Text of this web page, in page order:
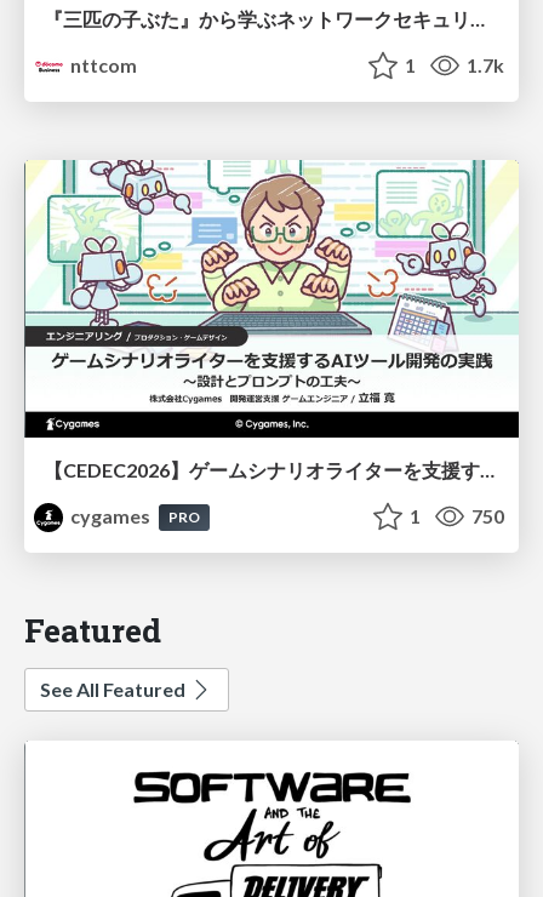
nttcom
1 1.7k
【CEDEC2026】ゲームシナリオライターを支援するAIツール開発の実践 ― 設計とプロンプトの工夫 ―
cygames
PRO 1 750
Featured
See All Featured